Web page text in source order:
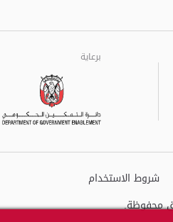
برعاية
شروط الاستخدام